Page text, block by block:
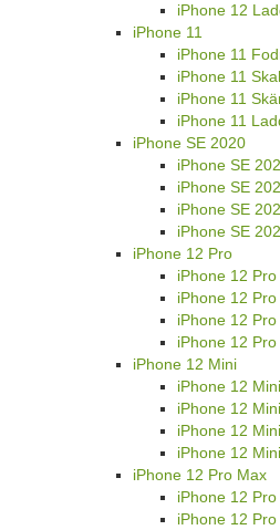
iPhone 12
iPhone 11
iPhone 11
iPhone 11 Skal
iPhone 11
iPhone 11
iPhone SE 2020
iPhone SE
iPhone SE
iPhone SE
iPhone SE
iPhone 12 Pro
iPhone 12
iPhone 12 Pro
iPhone 12
iPhone 12
iPhone 12 Mini
iPhone 12
iPhone 12
iPhone 12
iPhone 12
iPhone 12 Pro Max
iPhone 12
iPhone 12